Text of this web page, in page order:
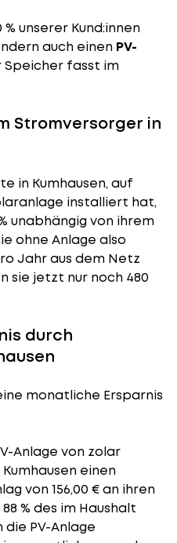
unserer Kund:innen
auch einen PV-
Speicher fasst im
Stromversorger in
in Kumhausen, auf
installiert hat,
unabhängig von ihrem
ohne Anlage also
Jahr aus dem Netz
sie jetzt nur noch 480
durch
monatliche Ersparnis
Anlage von zolar
einen
von 156,00 € an ihren
% des im Haushalt
PV-Anlage